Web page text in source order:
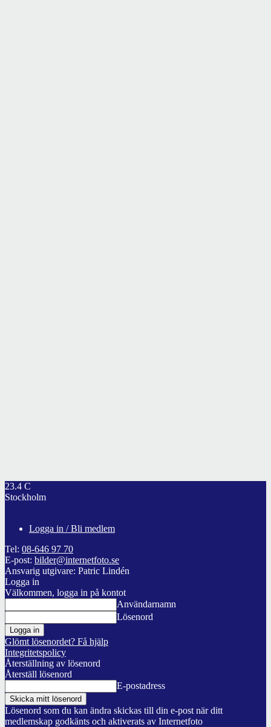
23.4 C
Stockholm
Logga in / Bli medlem
Tel: 08-646 97 70
E-post: bilder@internetfoto.se
Ansvarig utgivare: Patric Lindén
Logga in
Välkommen, logga in på kontot
Användarnamn
Lösenord
Glömt lösenordet? Få hjälp
Integritetspolicy
Återställning av lösenord
Återställ lösenord
E-postadress
Lösenord som du kan ändra skickas till din e-post när ditt
medlemskap godkänts och aktiverats av Internetfoto